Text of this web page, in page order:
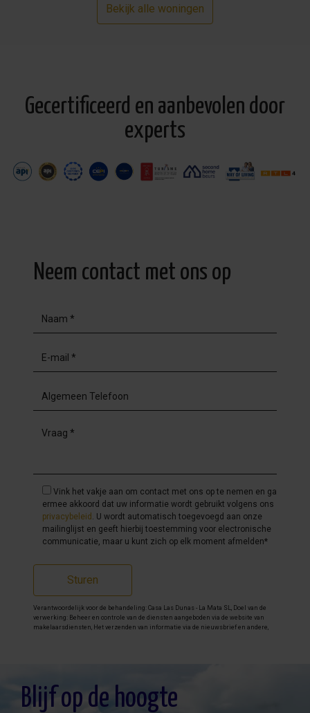
Bekijk alle woningen
Gecertificeerd en aanbevolen door
experts
Neem contact met ons op
Vink het vakje aan om contact met ons op te nemen en ga
ermee akkoord dat uw informatie wordt gebruikt volgens ons
privacybeleid
. U wordt automatisch toegevoegd aan onze
mailinglijst en geeft hierbij toestemming voor electronische
communicatie, maar u kunt zich op elk moment afmelden*
Sturen
Verantwoordelijk voor de behandeling: Casa Las Dunas - La Mata SL, Doel van de
verwerking: Beheer en controle van de diensten aangeboden via de website van
makelaarsdiensten, Het verzenden van informatie via de nieuwsbrief en andere,
gedetailleerde informatie over gegevensbescherming kan
geraadpleegd
Blijf op de hoogte